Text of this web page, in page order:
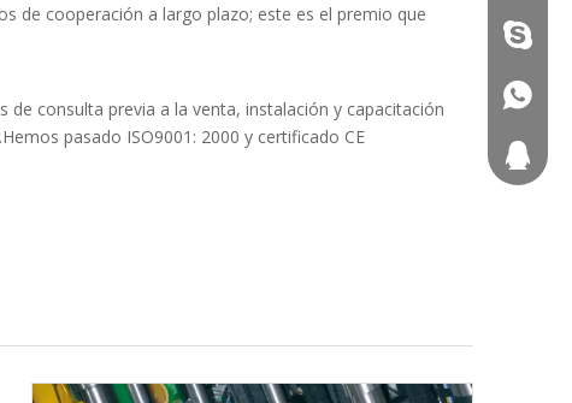
de cooperación a largo plazo; este es el premio que
consulta previa a la venta, instalación y capacitación
pasado ISO9001: 2000 y certificado CE
eli-yao
+86-